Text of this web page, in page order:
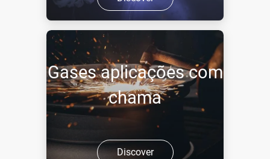
Gases aplicações com
chama
Discover